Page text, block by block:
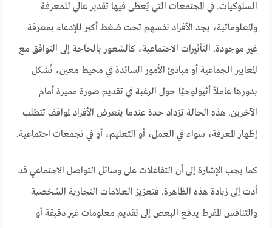
السلوكيات. في المجتمعات التي يُعطى فيها تقدير عالي للمعرفة
والمعلوماتية، يجد الأفراد نفسهم تحت ضغط أكبر للإدعاء بمعرفة
غير موجودة. التأثيرات الاجتماعية، كالشعور بالحاجة إلى التوافق مع
المعايير الجماعية أو مبادئ الأمور السائدة في محيط معين، تُشكل
بدورها عاملاً أثيولوجيًا حول الرغبة في تقديم صورة مميزة أمام
الآخرين. هذه الحالة تزداد حدة عندما يتعرض الأفراد لمواقف تتطلب
إظهار المعرفة، سواء في العمل، أو التعليم، أو في تجمعات اجتماعية.
كما يجب الإشارة إلى أن التفاعلات على وسائل التواصل الاجتماعي قد
أدت إلى زيادة هذه الظاهرة. فتعزيز العلامات التجارية الشخصية
والتنافس المفرط يدفع البعض إلى تقديم معلومات غير دقيقة أو